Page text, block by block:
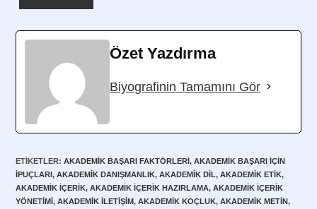
Özet Yazdırma
Biyografinin Tamamını Gör
ETIKETLER:AKADEMIK BAŞARI FAKTÖRLERI, AKADEMIK BAŞARI IÇIN
IPUÇLARI, AKADEMIK DANIŞMANLIK, AKADEMIK DIL, AKADEMIK ETIK,
AKADEMIK IÇERIK, AKADEMIK IÇERIK HAZIRLAMA, AKADEMIK IÇERIK
YÖNETIMI, AKADEMIK İLETIŞIM, AKADEMIK KOÇLUK, AKADEMIK METIN,